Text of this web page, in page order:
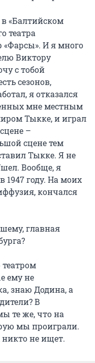
«Балтийском
театра
«Фарсы». И я много
Виктору
с тобой
сезонов,
я отказался
мне местным
Тыкке, и играл
–
сцене тем
Тыкке. Я не
Вообще, я
1947 году. На моих
кончался
главная
ему не
знаю Додина, а
В
те же, что на
мы проиграли.
никто не ищет.